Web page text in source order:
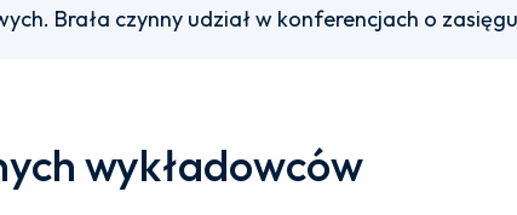
Brała czynny udział w konferencjach o
wykładowców